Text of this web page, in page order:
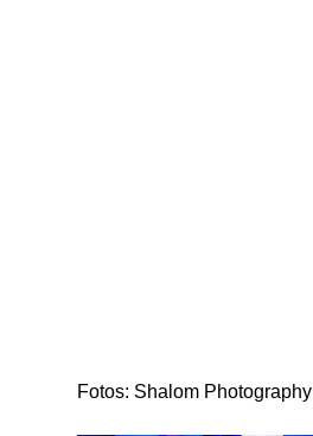
Fotos: Shalom Photography